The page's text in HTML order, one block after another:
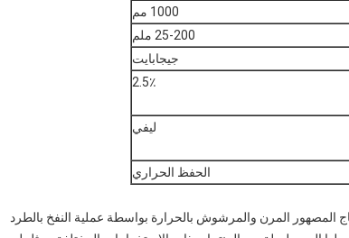
1000 مم
25-200 ملم
جيجابايت
2.5٪
ليفي
الحفظ الحراري
المرن والمرشوش بالحرارة بواسطة عملية النفخ بالطرد